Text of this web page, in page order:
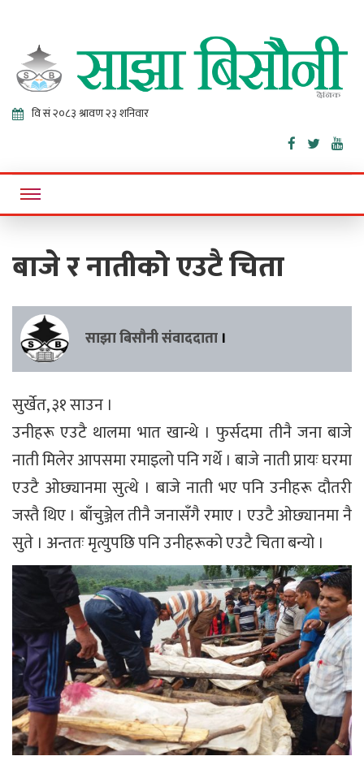
Sajha
Bisaunee
Online News Portal
बाजे र नातीको एउटै चिता
साझा बिसौनी संवाददाता ।
सुर्खेत, ३१ साउन ।
उनीहरू एउटै थालमा भात खान्थे । फुर्सदमा तीनै जना बाजे
नाती मिलेर आपसमा रमाइलो पनि गर्थे । बाजे नाती प्रायः घरमा
एउटै ओछ्यानमा सुत्थे । बाजे नाती भए पनि उनीहरू दौतरी
जस्तै थिए । बाँचुञ्जेल तीनै जनासँगै रमाए । एउटै ओछ्यानमा नै
सुते । अन्ततः मृत्युपछि पनि उनीहरूको एउटै चिता बन्यो ।